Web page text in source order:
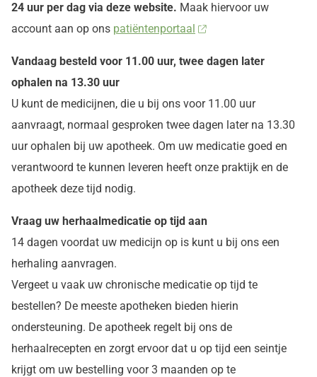
24 uur per dag via deze website. Maak hiervoor uw
account aan op ons patiëntenportaal
Vandaag besteld voor 11.00 uur, twee dagen later
ophalen na 13.30 uur
U kunt de medicijnen, die u bij ons voor 11.00 uur
aanvraagt, normaal gesproken twee dagen later na 13.30
uur ophalen bij uw apotheek. Om uw medicatie goed en
verantwoord te kunnen leveren heeft onze praktijk en de
apotheek deze tijd nodig.
Vraag uw herhaalmedicatie op tijd aan
14 dagen voordat uw medicijn op is kunt u bij ons een
herhaling aanvragen.
Vergeet u vaak uw chronische medicatie op tijd te
bestellen? De meeste apotheken bieden hierin
ondersteuning. De apotheek regelt bij ons de
herhaalrecepten en zorgt ervoor dat u op tijd een seintje
krijgt om uw bestelling voor 3 maanden op te